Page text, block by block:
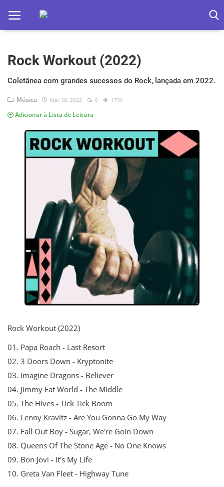
Home
Apps
Ebooks
Rock Workout (2022)
Coletânea com grandes sucessos do Rock, lançada em 2022.
Música Mar 30, 2022 0 1796
Adicionar à Lista de Leitura
Rock Workout (2022)
01. Papa Roach - Last Resort
02. 3 Doors Down - Kryptonite
03. Imagine Dragons - Believer
04. Jimmy Eat World - The Middle
05. The Hives - Tick Tick Boom
06. Lenny Kravitz - Are You Gonna Go My Way
07. Fall Out Boy - Sugar, We're Goin Down
08. Queens Of The Stone Age - No One Knows
09. Bon Jovi - It's My Life
10. Greta Van Fleet - Highway Tune